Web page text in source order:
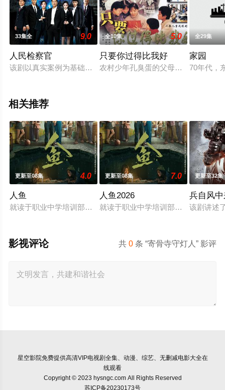
33集全 9.0
人民检察官
该剧以真实案例为基础，讲述了燕州市人民检察院第二分院反贪
全10集 5.0
只要你过得比我好
农村少年孔臭蛋的父母不幸死于一场
全29集
家园
70年代，
相关推荐
更新至08集 4.0
人鱼
就读于职业中学培训部的花季女生苏琳（黄杨钿甜 饰），虽自
更新至08集 7.0
人鱼2026
就读于职业中学培训部的花季女生苏
更新至32集
兵自风
该剧讲述
共0 条 “寄骨寺守灯人” 影评
影视评论
星空影院免费提供高清VIP电视剧全集、动漫、综艺、无删减电影大全在
线观看
Copyright © 2023 hysngc.com All Rights Reserved
苏ICP备20230173号